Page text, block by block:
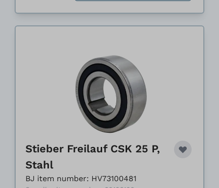
Stieber Freilauf CSK 25 P,
Stahl
BJ item number: HV73100481